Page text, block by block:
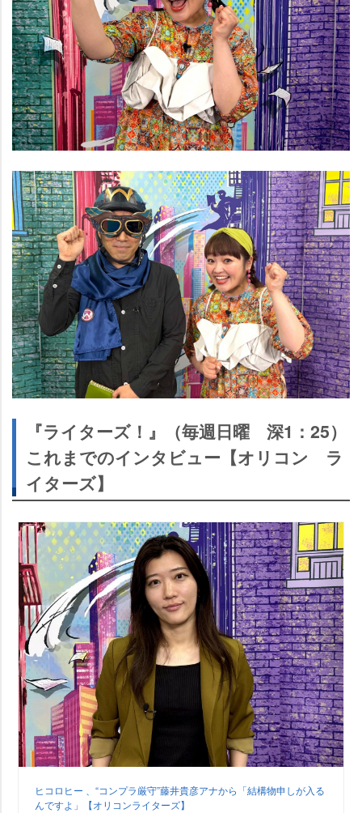
『ライターズ！』（毎週日曜 深1：25）
これまでのインタビュー【オリコン ラ
イターズ】
ヒコロヒー 、“コンプラ厳守”藤井貴彦アナから「結構物申しが入る
んですよ」【オリコンライターズ】